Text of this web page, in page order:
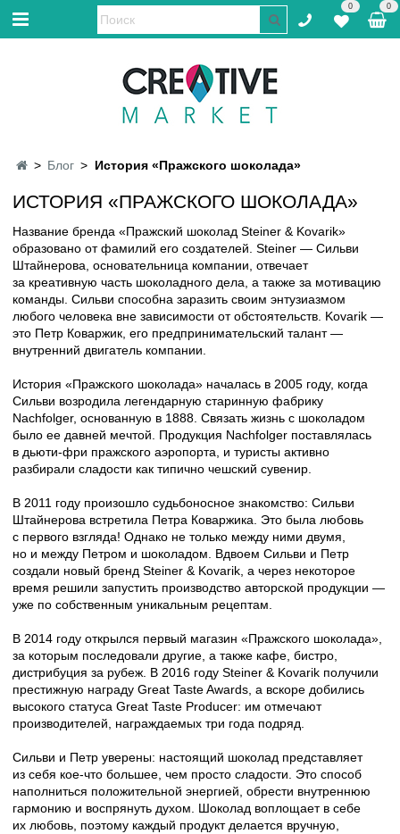
0 0
Блог История «Пражского шоколада»
ИСТОРИЯ «ПРАЖСКОГО ШОКОЛАДА»
Название бренда «Пражский шоколад Steiner & Kovarik»
образовано от фамилий его создателей. Steiner — Сильви
Штайнерова, основательница компании, отвечает
за креативную часть шоколадного дела, а также за мотивацию
команды. Сильви способна заразить своим энтузиазмом
любого человека вне зависимости от обстоятельств. Kovarik —
это Петр Коваржик, его предпринимательский талант —
внутренний двигатель компании.
История «Пражского шоколада» началась в 2005 году, когда
Сильви возродила легендарную старинную фабрику
Nachfolger, основанную в 1888. Связать жизнь с шоколадом
было ее давней мечтой. Продукция Nachfolger поставлялась
в дьюти-фри пражского аэропорта, и туристы активно
разбирали сладости как типично чешский сувенир.
В 2011 году произошло судьбоносное знакомство: Сильви
Штайнерова встретила Петра Коваржика. Это была любовь
с первого взгляда! Однако не только между ними двумя,
но и между Петром и шоколадом. Вдвоем Сильви и Петр
создали новый бренд Steiner & Kovarik, а через некоторое
время решили запустить производство авторской продукции —
уже по собственным уникальным рецептам.
В 2014 году открылся первый магазин «Пражского шоколада»,
за которым последовали другие, а также кафе, бистро,
дистрибуция за рубеж. В 2016 году Steiner & Kovarik получили
престижную награду Great Taste Awards, а вскоре добились
высокого статуса Great Taste Producer: им отмечают
производителей, награждаемых три года подряд.
Сильви и Петр уверены: настоящий шоколад представляет
из себя кое-что большее, чем просто сладости. Это способ
наполниться положительной энергией, обрести внутреннюю
гармонию и воспрянуть духом. Шоколад воплощает в себе
их любовь, поэтому каждый продукт делается вручную,